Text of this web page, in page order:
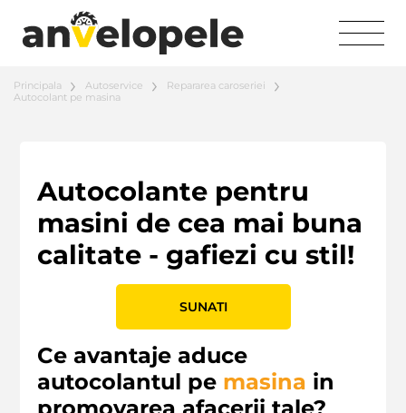
Principala Autoservice
Repararea caroseriei
Autocolant pe masina
Autocolante pentru
masini de cea mai buna
calitate - gafiezi cu stil!
SUNATI
Ce avantaje aduce
autocolantul pe masina in